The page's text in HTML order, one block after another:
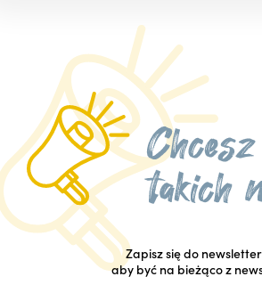
Zapisz się do
aby być na bieżąco z